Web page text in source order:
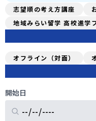
？ イベント参加方法
会員登録 MYペ
志望順の考え方講座
地域みらい留学 高校進学
オフライン（対面）
開始日